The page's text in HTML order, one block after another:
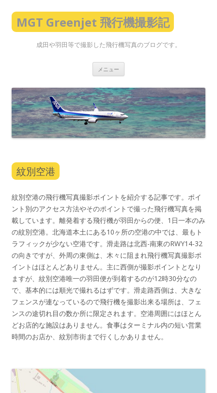
MGT Greenjet 飛行機撮影記
成田や羽田等で撮影した飛行機写真のブログです。
メニュー
ン
ツ
へ
ス
キ
ッ
プ
紋別空港
紋別空港の飛行機写真撮影ポイントを紹介する記事です。ポイ
ント別のアクセス方法やそのポイントで撮った飛行機写真を掲
載しています。離発着する飛行機が羽田からの便、1日一本のみ
の紋別空港。北海道本土にある10ヶ所の空港の中では、最もト
ラフィックが少ない空港です。滑走路は北西-南東のRWY14-32
の向きですが、外周の東側は、木々に阻まれ飛行機写真撮影ポ
イントはほとんどありません。主に西側が撮影ポイントとなり
ますが、紋別空港唯一の羽田便が到着するのが12時30分なの
で、基本的には順光で撮れるはずです。滑走路西側は、大きな
フェンスが連なっているので飛行機を撮影出来る場所は、フェ
ンスの途切れ目の数か所に限定されます。空港周囲にはほとん
どお店的な施設はありません。食事はターミナル内の短い営業
時間のお店か、紋別市街まで行くしかありません。